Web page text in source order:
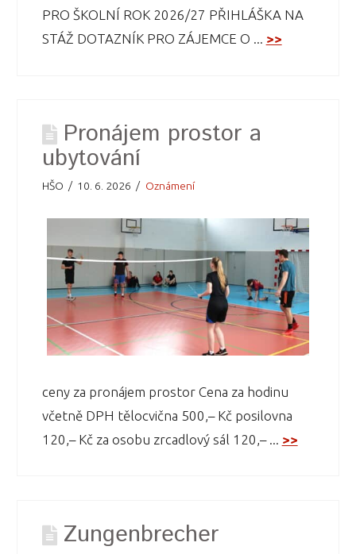
PRO ŠKOLNÍ ROK 2026/27 PŘIHLÁŠKA NA
STÁŽ DOTAZNÍK PRO ZÁJEMCE O ... >>
Pronájem prostor a
ubytování
HŠO 10. 6. 2026 Oznámení
ceny za pronájem prostor Cena za hodinu
včetně DPH tělocvična 500,– Kč posilovna
120,– Kč za osobu zrcadlový sál 120,– ... >>
Zungenbrecher